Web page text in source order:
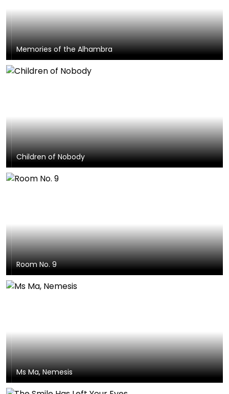
Memories of the Alhambra
Children of Nobody
Room No. 9
Ms Ma, Nemesis